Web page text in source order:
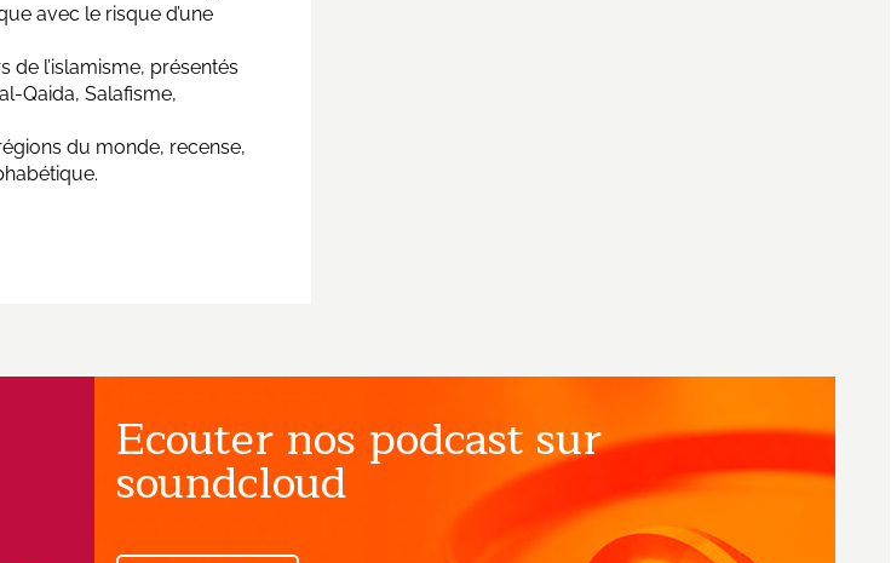
avec le risque d’une
l’islamisme, présentés
Qaida, Salafisme,
du monde, recense,
Ecouter nos podcast sur
soundcloud